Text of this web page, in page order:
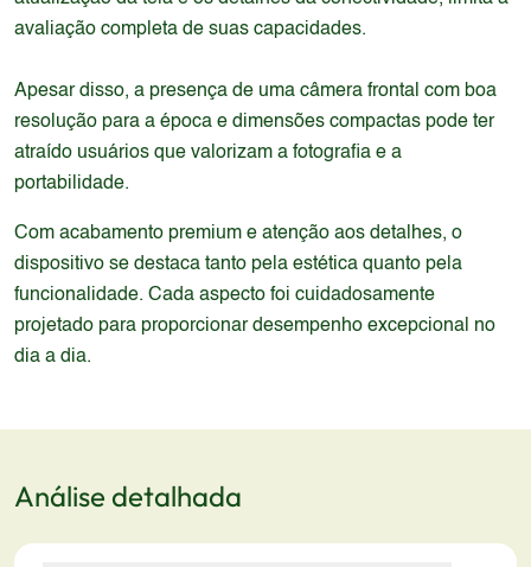
avaliação completa de suas capacidades.
Apesar disso, a presença de uma câmera frontal com boa
resolução para a época e dimensões compactas pode ter
atraído usuários que valorizam a fotografia e a
portabilidade.
Com acabamento premium e atenção aos detalhes, o
dispositivo se destaca tanto pela estética quanto pela
funcionalidade. Cada aspecto foi cuidadosamente
projetado para proporcionar desempenho excepcional no
dia a dia.
Análise detalhada